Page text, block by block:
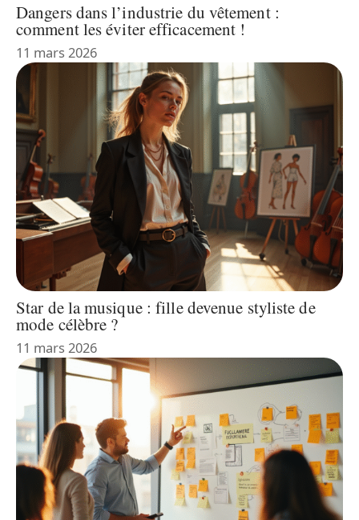
Dangers dans l’industrie du vêtement :
comment les éviter efficacement !
11 mars 2026
Star de la musique : fille devenue styliste de
mode célèbre ?
11 mars 2026